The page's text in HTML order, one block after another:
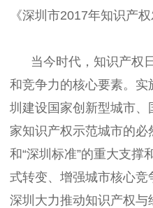
《深圳市2017年知识产
当今时代，知识产权
和竞争力的核心要素。
圳建设国家创新型城市、
家知识产权示范城市的必
和“深圳标准”的重大支撑
式转变、增强城市核心竞
深圳大力推动知识产权